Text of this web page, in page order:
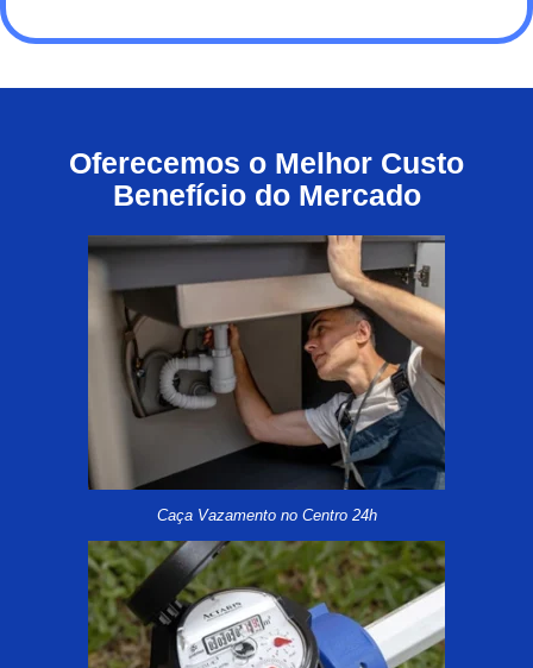
Oferecemos o Melhor Custo
Benefício do Mercado
Caça Vazamento no Centro 24h